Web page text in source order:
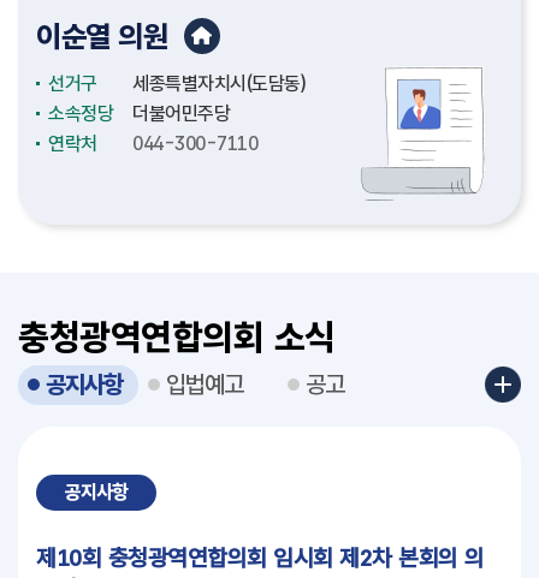
구형서 의원
선거구
충청남도(천안시4)
소속정당
더불어민주당
연락처
041-635-5334
김종욱 의원
선거구
충청남도(논산시2)
소속정당
더불어민주당
연락처
041-635-5156
이병하 의원
선거구
충청남도(천안시2)
소속정당
더불어민주당
연락처
041-635-5226
편삼범 의원
선거구
충청남도(보령시2)
소속정당
국민의힘
연락처
041-635-5327
허철의원
선거구
충청북도(청주시3)
소속정당
더불어민주당
연락처
043-220-5076
정재우 의원
선거구
충청북도(청주시12)
소속정당
더불어민주당
연락처
043-201-5097
김종필 의원
선거구
충청북도(충주시4)
소속정당
국민의힘
연락처
043-220-5133
조중근 의원
선거구
충청북도(충주시3)
소속정당
더불어민주당
연락처
043-220-5142
유인호 의원
선거구
세종특별자치시(보람동)
소속정당
더불어민주당
연락처
044-300-7010
이순열 의원
선거구
세종특별자치시(도담동)
소속정당
더불어민주당
연락처
044-300-7110
윤성규 의원
선거구
세종특별자치시(조치원읍2)
소속정당
더불어민주당
연락처
044-300-7182
김명숙 의원
선거구
세종특별자치시(비례대표)
소속정당
더불어민주당
연락처
044-300-7174
고제열 의원
선거구
대전광역시(중구3)
소속정당
더불어민주당
연락처
042-270-5034
서다운 의원
선거구
대전광역시(서구4)
소속정당
더불어민주당
연락처
042-270-5032
김기흥 의원
선거구
대전광역시(대덕구1)
소속정당
더불어민주당
연락처
042-270-5044
이한영 의원
선거구
대전광역시(서구6)
소속정당
국민의힘
연락처
042-270-5030
충청광역연합의회 소식
공지사항
공지사항
제10회 충청광역연합의회 임시회 제2차 본회의 의
입법예고 공고